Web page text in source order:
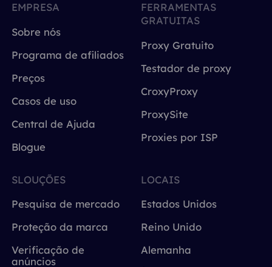
EMPRESA
Sobre nós
Programa de afiliados
Preços
Casos de uso
Central de Ajuda
Blogue
FERRAMENTAS
GRATUITAS
Proxy Gratuito
Testador de proxy
CroxyProxy
ProxySite
Proxies por ISP
SLOUÇÕES
Pesquisa de mercado
Proteção da marca
Verificação de
anúncios
LOCAIS
Estados Unidos
Reino Unido
Alemanha